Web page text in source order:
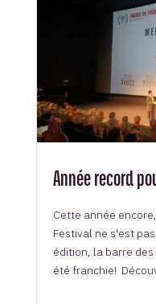
Année record
Cette année
Festival ne s'est
édition, la barre
été franchie!